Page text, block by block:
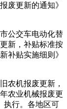
废更新的通知》
公交车电动化替
新，补贴标准按
补贴实施细则》
农机报废更新，
农业机械报废更
执行。各地区可